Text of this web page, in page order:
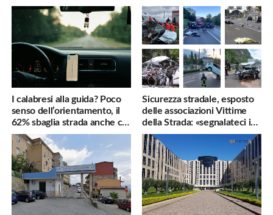
famiglie penalizzate
utili
I calabresi alla guida? Poco
senso dell’orientamento, il
62% sbaglia strada anche col
navigatore
Sicurezza stradale, esposto
delle associazioni Vittime
della Strada: «segnalateci i
pericoli, interverremo
subito»